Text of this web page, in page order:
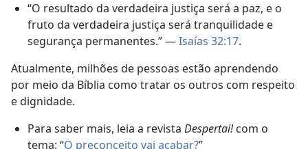
“O resultado da verdadeira justiça será a paz, e o
fruto da verdadeira justiça será tranquilidade e
segurança permanentes.” —Isaías 32:17.
Atualmente, milhões de pessoas estão aprendendo
por meio da Bíblia como tratar os outros com respeito
e dignidade.
Para saber mais, leia a revista Despertai!com o
tema: “O preconceito vai acabar?”